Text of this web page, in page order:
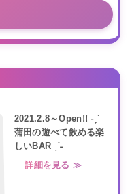
2021.2.8～Open!! ˗ˏˋ
蒲田の遊べて飲める楽
しいBAR ˎˊ˗
詳細を見る ≫